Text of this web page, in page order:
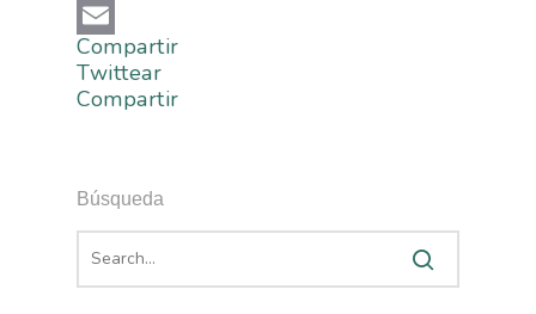
Telegram
Email
Compartir
Twittear
Compartir
Búsqueda